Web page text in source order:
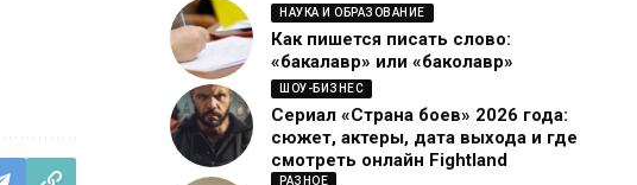
НАУКА И ОБРАЗОВАНИЕ
Как пишется писать слово:
«бакалавр» или «баколавр»
ШОУ-БИЗНЕС
Сериал «Страна боев» 2026 года:
сюжет, актеры, дата выхода и где
смотреть онлайн Fightland
РАЗНОЕ